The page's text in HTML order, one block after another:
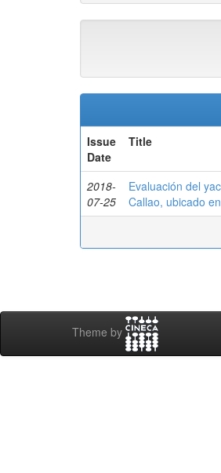
Issue
Date
Title
2018-
07-25
Evaluación del
Callao, ubicado
Theme by